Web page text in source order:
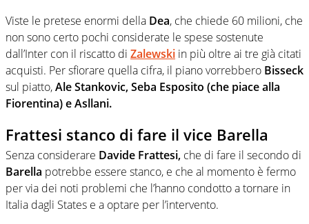
Viste le pretese enormi della Dea, che chiede 60 milioni, che
non sono certo pochi considerate le spese sostenute
dall’Inter con il riscatto di Zalewski in più oltre ai tre già citati
acquisti. Per sfiorare quella cifra, il piano vorrebbero Bisseck
sul piatto,Ale Stankovic, Seba Esposito (che piace alla
Fiorentina) e Asllani.
Frattesi stanco di fare il vice Barella
Senza considerare Davide Frattesi, che di fare il secondo di
Barella potrebbe essere stanco, e che al momento è fermo
per via dei noti problemi che l’hanno condotto a tornare in
Italia dagli States e a optare per l’intervento.